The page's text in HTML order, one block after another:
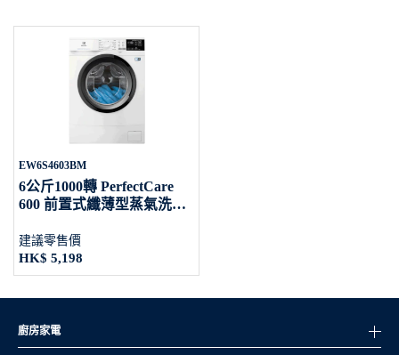
EW6S4603BM
6公斤1000轉 PerfectCare
600 前置式纖薄型蒸氣洗衣
建議零售價
HK$ 5,198
廚房家電